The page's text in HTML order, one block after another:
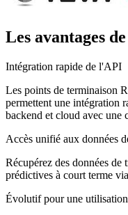
Les avantages
Intégration rapide de l'API
Les points de terminaison
permettent une intégration
backend et cloud avec une
Accès unifié aux données
Récupérez des données de
prédictives à court terme
Évolutif pour une